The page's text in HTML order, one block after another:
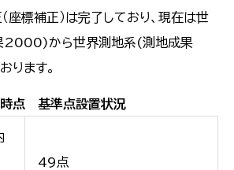
座標補正）は完了しており、現在は世
2000)から世界測地系(測地成果
ります。
点 基準点設置状況
49点